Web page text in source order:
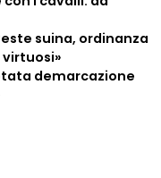
suina, ordinanza
demarcazione